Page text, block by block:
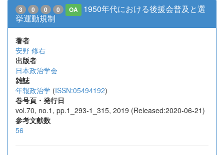
3 0 0 0 OA
1950年代における後援会普及と選
挙運動規制
著者
安野 修右
出版者
日本政治学会
雑誌
年報政治学 (ISSN:05494192)
巻号頁・発行日
vol.70, no.1, pp.1_293-1_315, 2019 (Released:2020-06-21)
参考文献数
56